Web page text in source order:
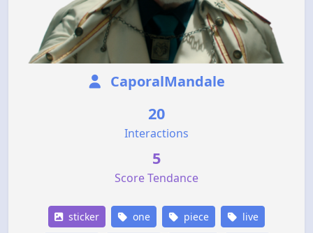
CaporalMandale
20
Interactions
5
Score Tendance
sticker one piece live